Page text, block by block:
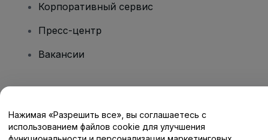
Корпоративный сервис
Пресс-центр
Вакансии
Центр помощи / Свяжитесь с нами
Нажимая «Разрешить все», вы соглашаетесь с
использованием файлов cookie для улучшения